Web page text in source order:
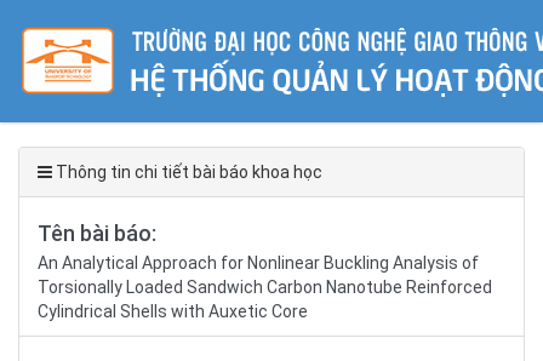
Thông tin chi tiết bài báo khoa học
Tên bài báo:
An Analytical Approach for Nonlinear Buckling Analysis of
Torsionally Loaded Sandwich Carbon Nanotube Reinforced
Cylindrical Shells with Auxetic Core